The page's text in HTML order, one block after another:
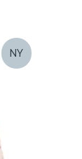
NY